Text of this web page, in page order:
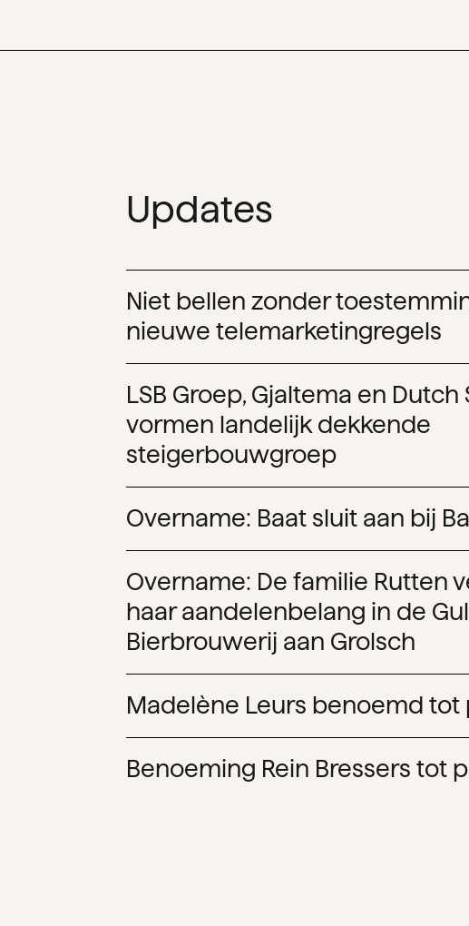
Updates
Niet bellen zonder
nieuwe telemarketingregels
LSB Groep, Gjaltema en Dutch
vormen landelijk dekkende
steigerbouwgroep
Overname: Baat sluit aan bij
Overname: De familie Rutten
haar aandelenbelang in de
Bierbrouwerij aan Grolsch
Madelène Leurs benoemd tot
Benoeming Rein Bressers tot